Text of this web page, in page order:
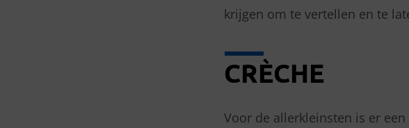
krijgen om te vertellen en te
CRÈCHE
Voor de allerkleinsten is er een